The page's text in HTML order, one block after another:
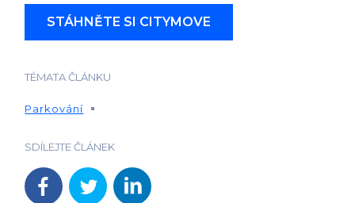
TÉMATA ČLÁNKU
Parkování
SDÍLEJTE ČLÁNEK
STÁHNĚTE SI CITYMOVE